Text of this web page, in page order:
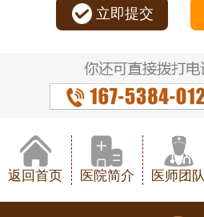
立即提交
返回首页 医院简介 医师团队